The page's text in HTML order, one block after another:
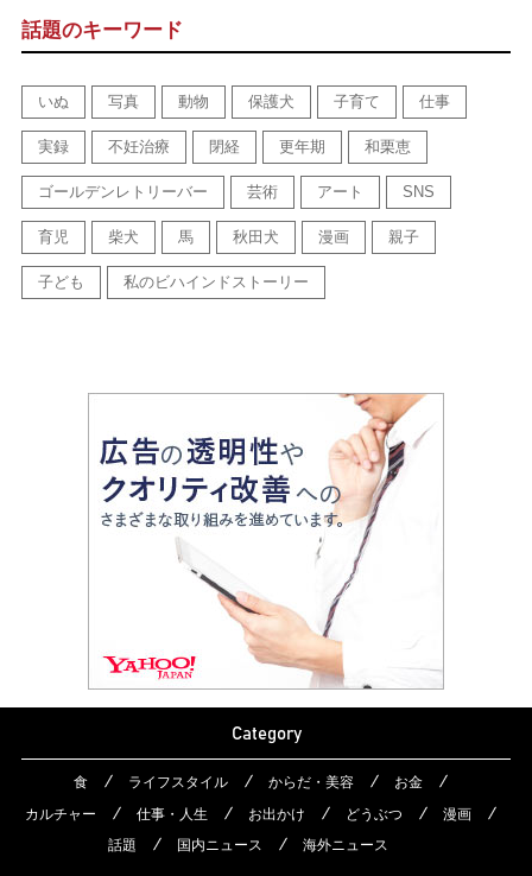
話題のキーワード
いぬ 写真 動物 保護犬 子育て 仕事
実録 不妊治療 閉経 更年期 和栗恵
ゴールデンレトリーバー 芸術 アート SNS
育児 柴犬 馬 秋田犬 漫画 親子
子ども 私のビハインドストーリー
Category
食 ライフスタイル からだ・美容
お金
カルチャー
仕事・人生 お出かけ どうぶつ
漫画
話題
国内ニュース 海外ニュース